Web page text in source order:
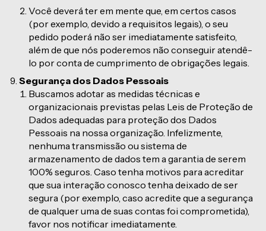
Você deverá ter em mente que, em certos casos
(por exemplo, devido a requisitos legais), o seu
pedido poderá não ser imediatamente satisfeito,
além de que nós poderemos não conseguir atendê-
lo por conta de cumprimento de obrigações legais.
Segurança dos Dados Pessoais
Buscamos adotar as medidas técnicas e
organizacionais previstas pelas Leis de Proteção de
Dados adequadas para proteção dos Dados
Pessoais na nossa organização. Infelizmente,
nenhuma transmissão ou sistema de
armazenamento de dados tem a garantia de serem
100% seguros. Caso tenha motivos para acreditar
que sua interação conosco tenha deixado de ser
segura (por exemplo, caso acredite que a segurança
de qualquer uma de suas contas foi comprometida),
favor nos notificar imediatamente.